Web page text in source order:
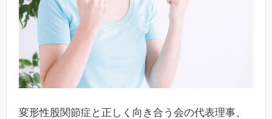
変形性股関節症と正しく向き合う会の代表理事、